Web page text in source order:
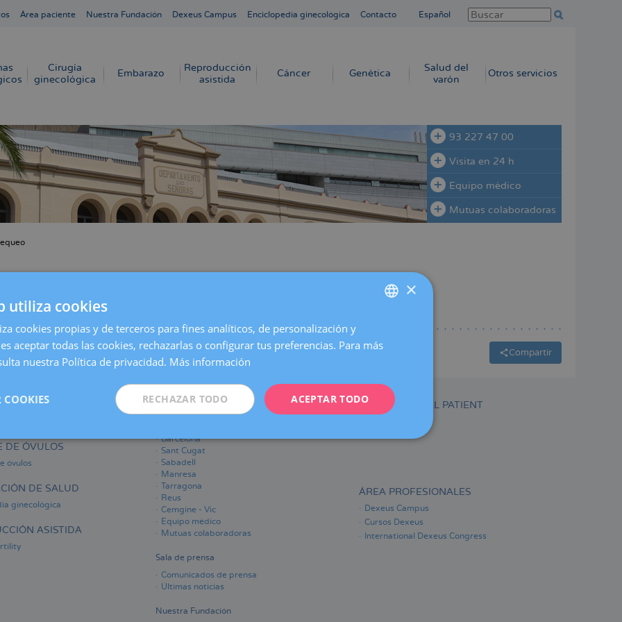
Área paciente Nuestra Fundación Dexeus Campus Enciclopedia ginecológica Contacto Español
Cirugía
ginecológica
Embarazo
Reproducción
asistida
Cáncer Genética
Salud del
varón
Otros servicios
93 227 47 00
Visita en 24 h
Equipo médico
Mutuas colaboradoras
sobre
Chequeos:
¿cuál
necesitas?
|
Compartir
DE PACIENTE
DE ÓVULOS
óvulos
DE SALUD
ginecológica
ASISTIDA
QUIÉNES SOMOS
Barcelona
Sant Cugat
Sabadell
Manresa
Tarragona
Reus
Cemgine - Vic
Equipo médico
Mutuas colaboradoras
Sala de prensa
Comunicados de prensa
Últimas noticias
Nuestra Fundación
INTERNATIONAL PATIENT
ÁREA PROFESIONALES
Dexeus Campus
Cursos Dexeus
International Dexeus Congress
CATALÀ
FRENCH
×
utiliza cookies
cookies propias y de terceros para fines analíticos, de personalización y
aceptar todas las cookies, rechazarlas o configurar tus preferencias. Para más
nuestra Política de privacidad. Más información
ACEPTAR TODO
RECHAZAR TODO
COOKIES